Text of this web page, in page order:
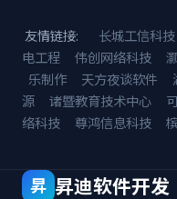
友情链接: 长城工信科技
电工程
伟创网络科技
乐制作
天方夜谈软件
源
诸暨教育技术中心
络科技
尊鸿信息科技
昇 昇迪软件开发